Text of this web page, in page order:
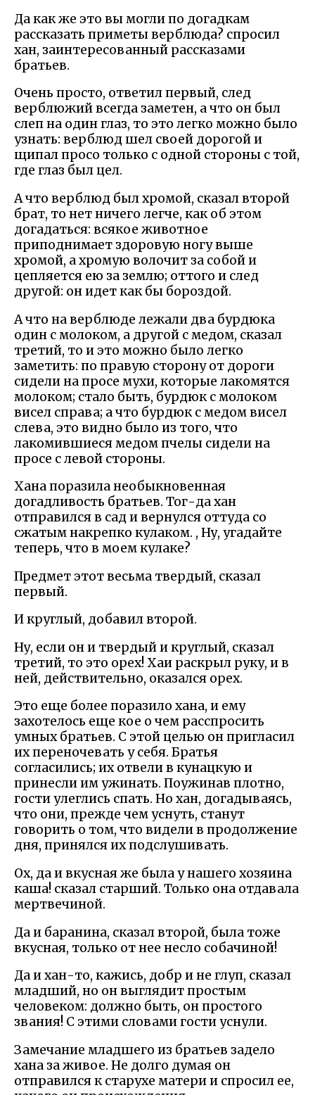
Да как же это вы могли по догадкам
рассказать приметы верблюда? спросил
хан, заинтересованный рассказами
братьев.
Очень просто, ответил первый, след
верблюжий всегда заметен, а что он был
слеп на один глаз, то это легко можно было
узнать: верблюд шел своей дорогой и
щипал просо только с одной стороны с той,
где глаз был цел.
А что верблюд был хромой, сказал второй
брат, то нет ничего легче, как об этом
догадаться: всякое животное
приподнимает здоровую ногу выше
хромой, а хромую волочит за собой и
цепляется ею за землю; оттого и след
другой: он идет как бы бороздой.
А что на верблюде лежали два бурдюка
один с молоком, а другой с медом, сказал
третий, то и это можно было легко
заметить: по правую сторону от дороги
сидели на просе мухи, которые лакомятся
молоком; стало быть, бурдюк с молоком
висел справа; а что бурдюк с медом висел
слева, это видно было из того, что
лакомившиеся медом пчелы сидели на
просе с левой стороны.
Хана поразила необыкновенная
догадливость братьев. Тог-да хан
отправился в сад и вернулся оттуда со
сжатым накрепко кулаком. , Ну, угадайте
теперь, что в моем кулаке?
Предмет этот весьма твердый, сказал
первый.
И круглый, добавил второй.
Ну, если он и твердый и круглый, сказал
третий, то это орех! Хаи раскрыл руку, и в
ней, действительно, оказался орех.
Это еще более поразило хана, и ему
захотелось еще кое о чем расспросить
умных братьев. С этой целью он пригласил
их переночевать у себя. Братья
согласились; их отвели в кунацкую и
принесли им ужинать. Поужинав плотно,
гости улеглись спать. Но хан, догадываясь,
что они, прежде чем уснуть, станут
говорить о том, что видели в продолжение
дня, принялся их подслушивать.
Ох, да и вкусная же была у нашего хозяина
каша! сказал старший. Только она отдавала
мертвечиной.
Да и баранина, сказал второй, была тоже
вкусная, только от нее несло собачиной!
Да и хан-то, кажись, добр и не глуп, сказал
младший, но он выглядит простым
человеком: должно быть, он простого
звания! С этими словами гости уснули.
Замечание младшего из братьев задело
хана за живое. Не долго думая он
отправился к старухе матери и спросил ее,